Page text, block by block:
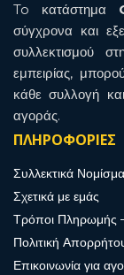
To κατάστημα
σύγχρονα και
συλλεκτισμού
εμπειρίας,
κάθε συλλογή
αγοράς.
ΠΛΗΡΟΦΟΡΙΕΣ
Συλλεκτικά
Σχετικά με εμάς
Τρόποι Πληρωμής
Πολιτική
Επικοινωνία για